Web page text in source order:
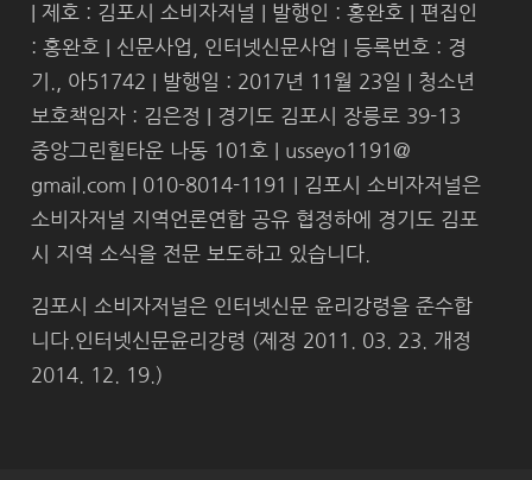
| 제호 : 김포시 소비자저널 | 발행인 : 홍완호 | 편집인
: 홍완호 | 신문사업, 인터넷신문사업 | 등록번호 : 경
기., 아51742 | 발행일 : 2017년 11월 23일 | 청소년
보호책임자 : 김은정 | 경기도 김포시 장릉로 39-13
중앙그린힐타운 나동 101호 | usseyo1191@
gmail.com | 010-8014-1191 | 김포시 소비자저널은
소비자저널 지역언론연합 공유 협정하에 경기도 김포
시 지역 소식을 전문 보도하고 있습니다.
김포시 소비자저널은 인터넷신문 윤리강령을 준수합
니다.인터넷신문윤리강령 (제정 2011. 03. 23. 개정
2014. 12. 19.)